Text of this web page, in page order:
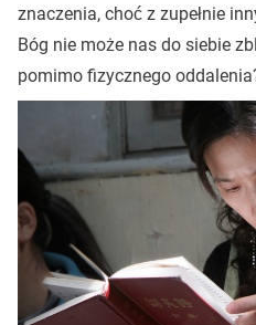
znaczenia, choć z zupełnie
Bóg nie może nas do siebie
pomimo fizycznego